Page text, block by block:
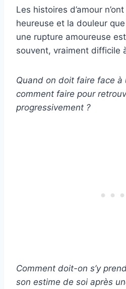
Les histoires d’amour
heureuse et la douleur que
une rupture amoureuse
souvent, vraiment difficile
Quand on doit faire face à
comment faire pour
progressivement ?
Comment doit-on s’y
son estime de soi après